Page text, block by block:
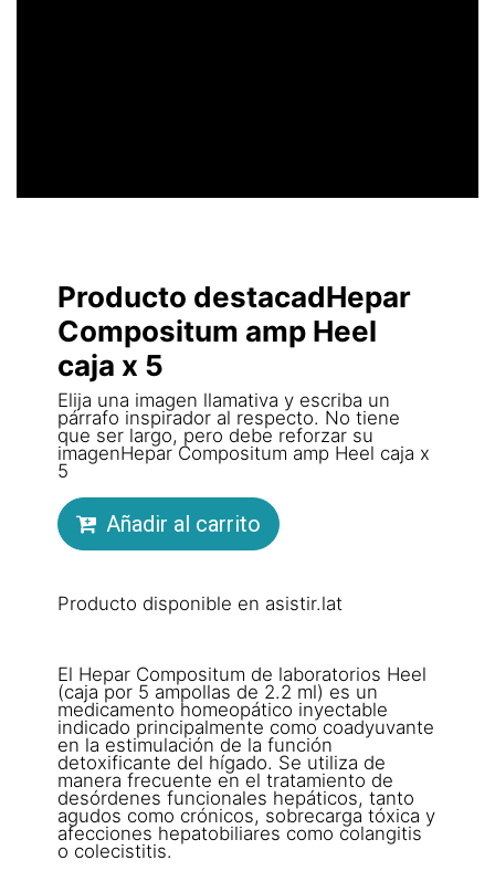
Producto destacadHepar
Compositum amp Heel
caja x 5
Elija una imagen llamativa y escriba un
párrafo inspirador al respecto. No tiene
que ser largo, pero debe reforzar su
imagenHepar Compositum amp Heel caja x
5
Añadir al carrito
Producto disponible en asistir.lat
El Hepar Compositum de laboratorios Heel
(caja por 5 ampollas de 2.2 ml) es un
medicamento homeopático inyectable
indicado principalmente como coadyuvante
en la estimulación de la función
detoxificante del hígado. Se utiliza de
manera frecuente en el tratamiento de
desórdenes funcionales hepáticos, tanto
agudos como crónicos, sobrecarga tóxica y
afecciones hepatobiliares como colangitis
o colecistitis.